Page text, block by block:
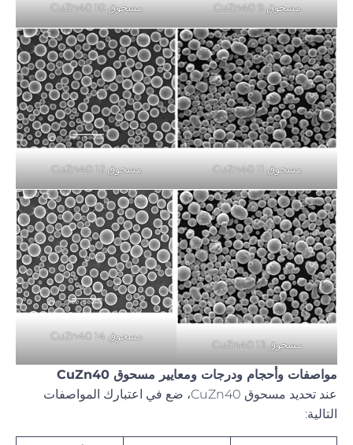
مسحوق CuZn40 9 مسحوق CuZn40 10
مسحوق CuZn40 11 مسحوق CuZn40 12
مسحوق CuZn40 13
مسحوق CuZn40 14
مواصفات وأحجام ودرجات ومعايير مسحوق CuZn40
عند تحديد مسحوق CuZn40، ضع في اعتبارك المواصفات
التالية: